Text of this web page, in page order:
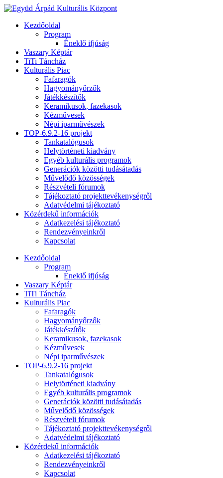
Kezdőoldal
Program
Éneklő ifjúság
Vaszary Képtár
TiTi Táncház
Kulturális Piac
Fafaragók
Hagyományőrzők
Játékkészítők
Keramikusok, fazekasok
Kézművesek
Népi iparművészek
TOP-6.9.2-16 projekt
Tankatalógusok
Helytörténeti kiadvány
Egyéb kulturális programok
Generációk közötti tudásátadás
Művelődő közösségek
Részvételi fórumok
Tájékoztató projekttevékenységről
Adatvédelmi tájékoztató
Közérdekű információk
Adatkezelési tájékoztató
Rendezvényeinkről
Kapcsolat
Kezdőoldal
Program
Éneklő ifjúság
Vaszary Képtár
TiTi Táncház
Kulturális Piac
Fafaragók
Hagyományőrzők
Játékkészítők
Keramikusok, fazekasok
Kézművesek
Népi iparművészek
TOP-6.9.2-16 projekt
Tankatalógusok
Helytörténeti kiadvány
Egyéb kulturális programok
Generációk közötti tudásátadás
Művelődő közösségek
Részvételi fórumok
Tájékoztató projekttevékenységről
Adatvédelmi tájékoztató
Közérdekű információk
Adatkezelési tájékoztató
Rendezvényeinkről
Kapcsolat